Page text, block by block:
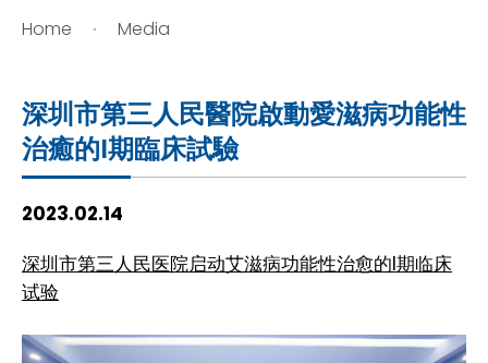
Home Media
深圳市第三人民醫院啟動愛滋病功能性
治癒的I期臨床試驗
2023.02.14
深圳市第三人民医院启动艾滋病功能性治愈的I期临床
试验
Teaching
Service
HIV / AIDS